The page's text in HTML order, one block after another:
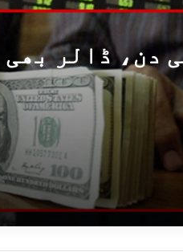
دن، ڈالر بھی